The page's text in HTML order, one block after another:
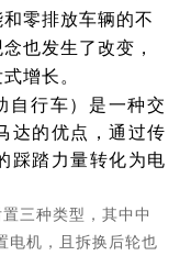
零排放车辆的不
也发生了改变，
增长。
自行车）是一种交
达的优点，通过传
踩踏力量转化为电
三种类型，其中中
电机，且拆换后轮也